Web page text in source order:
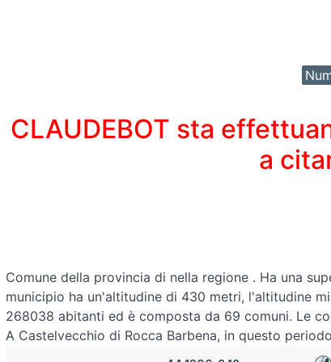
CLAUDEBOT sta
a
Comune della provincia di nella regione . Ha una
municipio ha un'altitudine di 430 metri, l'altitudine
268038 abitanti ed è composta da 69 comuni. Le
A Castelvecchio di Rocca Barbena, in questo